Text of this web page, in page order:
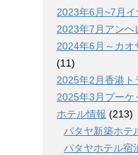
2023年6月~7月
2023年7月アンヘ
2024年6月～カオ
(11)
2025年2月香港ト
2025年3月プーケ
ホテル情報 (213)
パタヤ新築ホテ
パタヤホテル宿